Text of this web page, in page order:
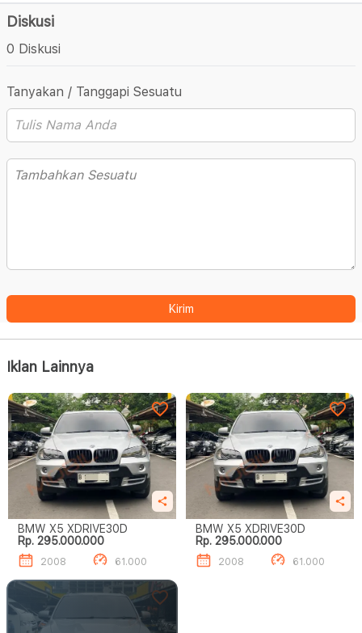
Diskusi
0 Diskusi
Tanyakan / Tanggapi Sesuatu
Kirim
Iklan Lainnya
BMW X5 XDRIVE30D
Rp. 295.000.000
2008 61.000
BMW X5 XDRIVE30D
Rp. 295.000.000
2008 61.000